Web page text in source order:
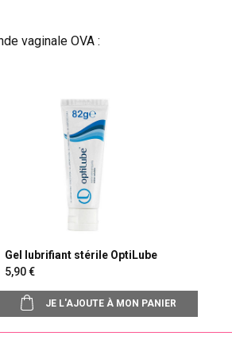
vaginale OVA :
Gel lubrifiant stérile OptiLube
5,90
JE L'AJOUTE À MON PANIER